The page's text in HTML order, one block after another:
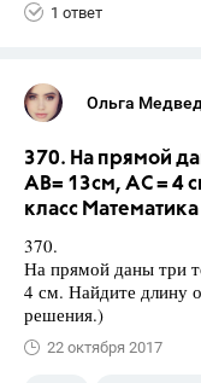
1 ответ
Ольга
370. На прямой
АВ= 13см, АС = 4
класс
370.
На прямой даны три
4 см. Найдите длину
решения.)
22 октября 2017